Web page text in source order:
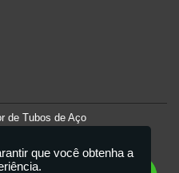
de Tubos de Aço
que você obtenha a